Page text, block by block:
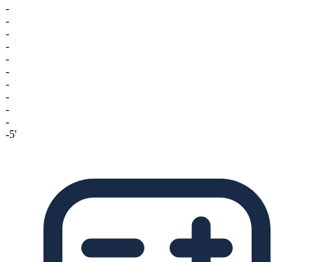
-
-
-
-
-
-
-
-
-
-
-5'